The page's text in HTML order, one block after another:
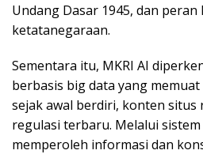
Undang Dasar 1945, dan peran
ketatanegaraan.
Sementara itu, MKRI AI
berbasis big data yang
sejak awal berdiri, konten situs
regulasi terbaru. Melalui
memperoleh informasi dan